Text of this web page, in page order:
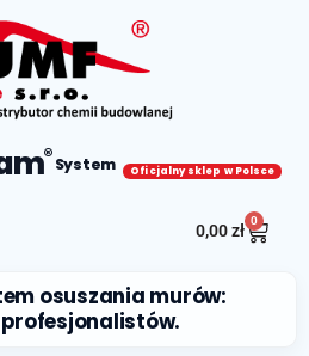
®System Oficjalny sklep w Polsce
0,00zł
0
osuszania murów: